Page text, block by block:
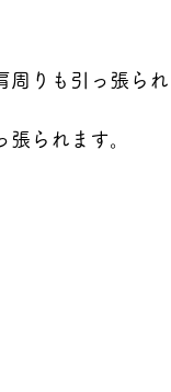
りも引っ張られ
られます。